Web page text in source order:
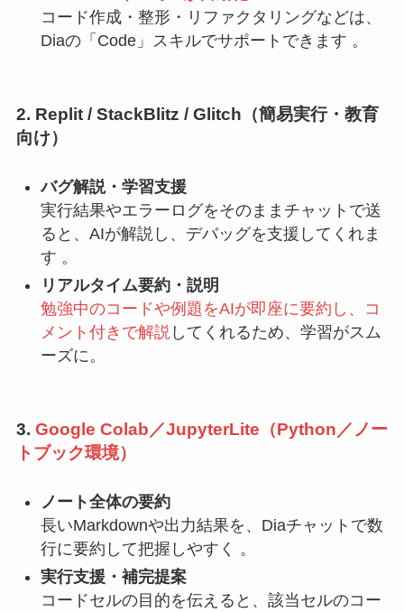
コード作成・整形・リファクタリングなどは、
Diaの「Code」スキルでサポートできます 。
2. Replit / StackBlitz / Glitch（簡易実行・教育
向け）
バグ解説・学習支援
実行結果やエラーログをそのままチャットで送
ると、AIが解説し、デバッグを支援してくれま
す 。
リアルタイム要約・説明
勉強中のコードや例題をAIが即座に要約し、コ
メント付きで解説 してくれるため、学習がスム
ーズに。
3. Google Colab／JupyterLite（Python／ノー
トブック環境）
ノート全体の要約
長いMarkdownや出力結果を、Diaチャットで数
行に要約して把握しやすく 。
実行支援・補完提案
コードセルの目的を伝えると、該当セルのコー